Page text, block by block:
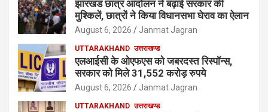
झारखंड छात्र आंदोलन ने बढ़ाई सरकार की
मुश्किलें, छात्रों ने किया विधानसभा घेराव का ऐलान
August 6, 2026 Janmat Jagran
UTTARAKHAND उत्तराखण्ड
एलआईसी के ओएफएस को जबरदस्त रिस्पॉन्स,
सरकार को मिले 31,552 करोड़ रुपये
August 6, 2026 Janmat Jagran
UTTARAKHAND उत्तराखण्ड